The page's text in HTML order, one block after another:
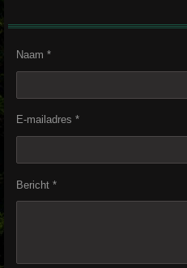
Naam *
E-mailadres *
Bericht *